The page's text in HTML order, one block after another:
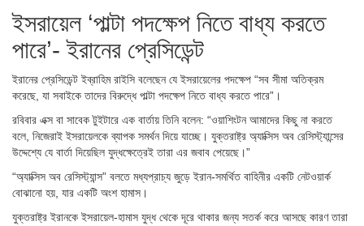
ইসরায়েল ‘পাল্টা পদক্ষেপ নিতে বাধ্য করতে
পারে’- ইরানের প্রেসিডেন্ট
ইরানের প্রেসিডেন্ট ইব্রাহিম রাইসি বলেছেন যে ইসরায়েলের পদক্ষেপ “সব সীমা অতিক্রম
করেছে, যা সবাইকে তাদের বিরুদ্ধে পাল্টা পদক্ষেপ নিতে বাধ্য করতে পারে”।
রবিবার এক্স বা সাবেক টুইটারে এক বার্তায় তিনি বলেন: “ওয়াশিংটন আমাদের কিছু না করতে
বলে, নিজেরাই ইসরায়েলকে ব্যাপক সমর্থন দিয়ে যাচ্ছে। যুক্তরাষ্ট্র অ্যাক্সিস অব রেসিস্ট্যান্সের
উদ্দেশ্যে যে বার্তা দিয়েছিল যুদ্ধক্ষেত্রেই তারা এর জবাব পেয়েছে।”
“অ্যাক্সিস অব রেসিস্ট্যান্স” বলতে মধ্যপ্রাচ্য জুড়ে ইরান-সমর্থিত বাহিনীর একটি নেটওয়ার্ক
বোঝানো হয়, যার একটি অংশ হামাস।
যুক্তরাষ্ট্র ইরানকে ইসরায়েল-হামাস যুদ্ধ থেকে দূরে থাকার জন্য সতর্ক করে আসছে কারণ তারা